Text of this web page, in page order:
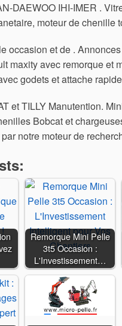
DAEWOO IHI-IMER .
moteur de chenille
occasion et de .
maxity avec remorque et
godets et attache
et TILLY Manutention.
Bobcat et
notre moteur de
Remorque Mini Pelle
3t5 Occasion :
L'Investissement…